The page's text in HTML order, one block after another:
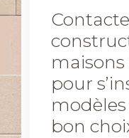
pour
bon